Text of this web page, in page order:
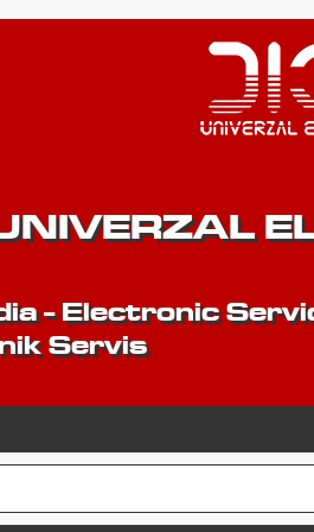
- Electronic
Servis